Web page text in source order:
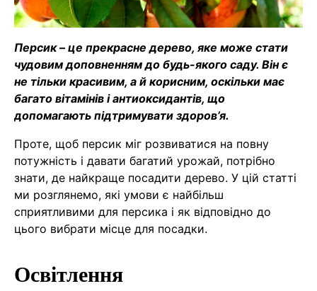
Персик – це прекрасне дерево, яке може стати
чудовим доповненням до будь-якого саду. Він є
не тільки красивим, а й корисним, оскільки має
багато вітамінів і антиоксидантів, що
допомагають підтримувати здоров’я.
Проте, щоб персик міг розвиватися на повну
потужність і давати багатий урожай, потрібно
знати, де найкраще посадити дерево. У цій статті
ми розглянемо, які умови є найбільш
сприятливими для персика і як відповідно до
цього вибрати місце для посадки.
Освітлення